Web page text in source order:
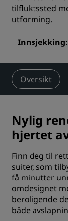
tilfluktssted
utforming.
Innsjekking
Oversikt
Nylig
hjertet
Finn deg til
suiter, som
få minutter
omdesignet
beroligende
både